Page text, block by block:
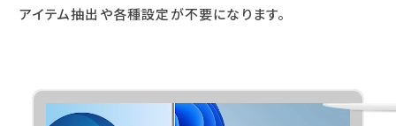
アイテム抽出や各種設定が不要になります。